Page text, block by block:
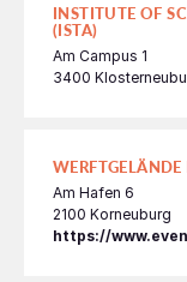
INSTITUTE OF
(ISTA)
Am Campus 1
3400
Am Hafen 6
2100 Korneuburg
https://